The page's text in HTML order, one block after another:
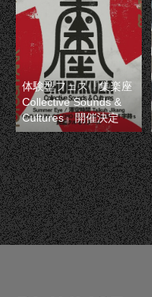
体験型フェス『集楽座
Collective Sounds &
Cultures』開催決定